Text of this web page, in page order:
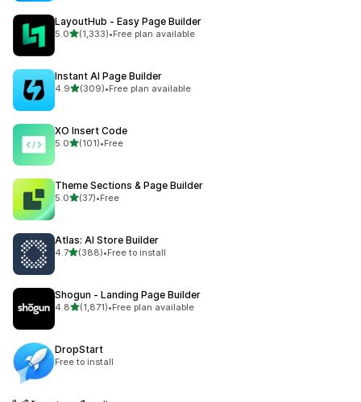
LayoutHub ‑ Easy Page Builder
5.0เต็ม 5 ดาว
(1,333)
ทั้งหมด 1333 รีวิว
•Free plan available
Instant AI Page Builder
4.9เต็ม 5 ดาว
(309)
ทั้งหมด 309 รีวิว
•Free plan available
XO Insert Code
5.0เต็ม 5 ดาว
(101)
ทั้งหมด 101 รีวิว
•Free
Theme Sections & Page Builder
5.0เต็ม 5 ดาว
(37)
ทั้งหมด 37 รีวิว
•Free
Atlas: AI Store Builder
4.7เต็ม 5 ดาว
(388)
ทั้งหมด 388 รีวิว
•Free to install
Shogun ‑ Landing Page Builder
4.8เต็ม 5 ดาว
(1,871)
ทั้งหมด 1871 รีวิว
•Free plan available
DropStart
Free to install